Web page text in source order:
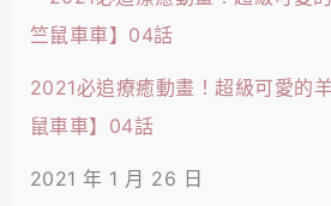
2021必追療癒動畫！超級可愛的
鼠車車】04話
2021 年 1 月 26 日